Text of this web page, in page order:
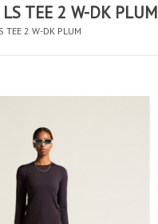
LS TEE 2 W-DK PLUM
TEE 2 W-DK PLUM